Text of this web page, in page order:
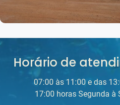
Horário de
07:00 às 11:00 e das
17:00 horas Segunda à